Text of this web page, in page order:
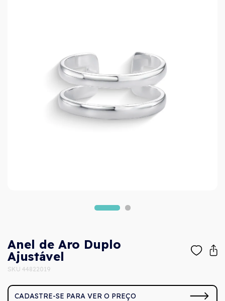
Anel de Aro Duplo
Ajustável
SKU 44822019
CADASTRE-SE PARA VER O PREÇO